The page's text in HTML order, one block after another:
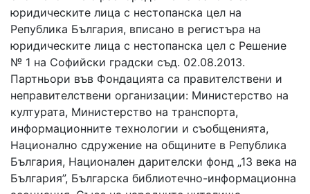
юридическите лица с нестопанска цел на
Република България, вписано в регистъра на
юридическите лица с нестопанска цел с Решение
№ 1 на Софийски градски съд. 02.08.2013.
Партньори във Фондацията са правителствени и
неправителствени организации: Министерство на
културата, Министерство на транспорта,
информационните технологии и съобщенията,
Национално сдружение на общините в Република
България, Национален дарителски фонд „13 века на
България”, Българска библиотечно-информационна